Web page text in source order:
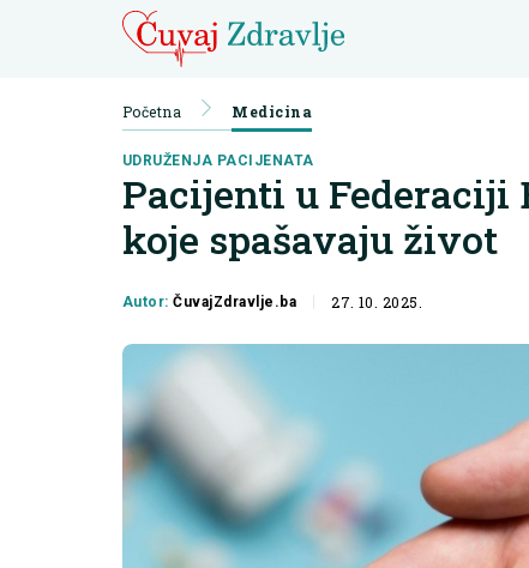
Početna Medicina
UDRUŽENJA PACIJENATA
Pacijenti u Federaciji
koje spašavaju život
Autor:ČuvajZdravlje.ba 27. 10. 2025.